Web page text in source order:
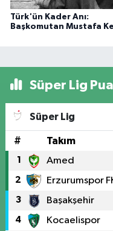
Türk'ün Kader Anı:
Başkomutan Mustafa
Süper Lig
Süper Lig
# Takım
1 Amed
2 Erzurumspor
3 Başakşehir
4 Kocaelispor